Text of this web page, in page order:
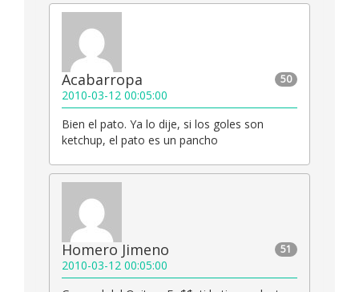
50
Acabarropa
2010-03-12 00:05:00
Bien el pato. Ya lo dije, si los goles son
ketchup, el pato es un pancho
51
Homero Jimeno
2010-03-12 00:05:00